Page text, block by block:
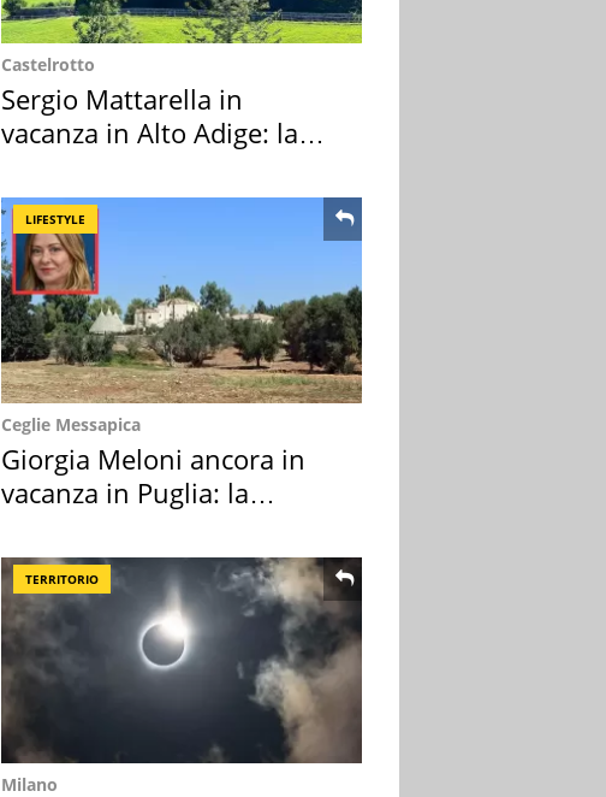
Castelrotto
Sergio Mattarella in
vacanza in Alto Adige: la
LIFESTYLE
Ceglie Messapica
Giorgia Meloni ancora in
vacanza in Puglia: la
TERRITORIO
Milano